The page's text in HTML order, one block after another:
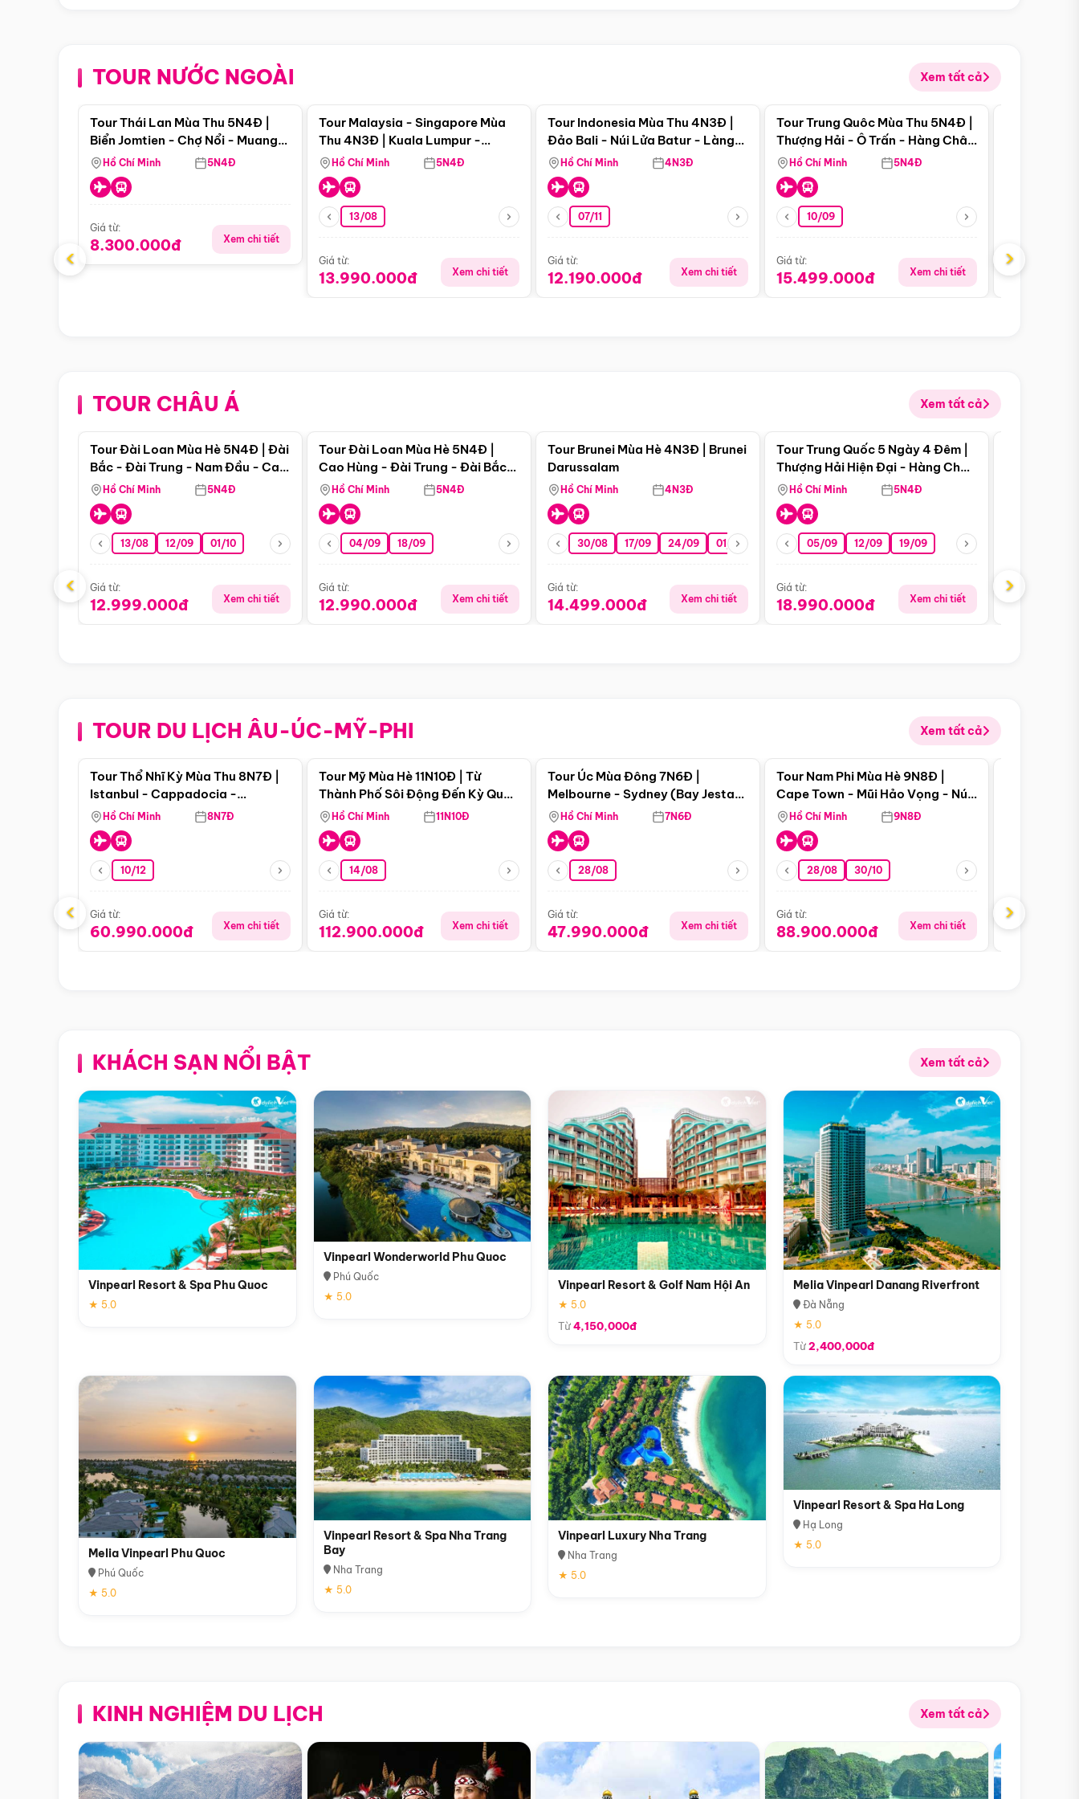
TOUR NƯỚC NGOÀI Xem tất cả
Điểm nổi bật
Tour Thái Lan Mùa Thu 5N4Đ |
Biển Jomtien - Chợ Nổi - Muang
Boran - Suanthai (Bay Vietnam
Airlines)
Hồ Chí Minh 5N4Đ
Giá từ:
8.300.000đ Xem chi tiết
Tour Malaysia - Singapore Mùa
Thu 4N3Đ | Kuala Lumpur -
Malacca - Johor Baru -
Singapore
Hồ Chí Minh 5N4Đ
13/08
Giá từ:
13.990.000đ Xem chi tiết
Tour Indonesia Mùa Thu 4N3Đ |
Đảo Bali - Núi Lửa Batur - Làng
Penglipuran
Hồ Chí Minh 4N3Đ
07/11
Giá từ:
12.190.000đ Xem chi tiết
Điểm nổi bật
Tour Trung Quôc Mùa Thu 5N4Đ |
Thượng Hải - Ô Trấn - Hàng Châu
(Tour Không Shopping)
Hồ Chí Minh 5N4Đ
10/09
Giá từ:
15.499.000đ Xem chi tiết
Giá từ:
‹ ›
TOUR CHÂU Á Xem tất cả
Điểm nổi bật
Tour Đài Loan Mùa Hè 5N4Đ | Đài
Bắc - Đài Trung - Nam Đầu - Cao
Hùng ( Bay Vn)
Hồ Chí Minh 5N4Đ
13/08 12/09 01/10
Giá từ:
12.999.000đ Xem chi tiết
Tour Đài Loan Mùa Hè 5N4Đ |
Cao Hùng - Đài Trung - Đài Bắc
(Bay Vj)
Hồ Chí Minh 5N4Đ
04/09 18/09
Giá từ:
12.990.000đ Xem chi tiết
Tour Brunei Mùa Hè 4N3Đ | Brunei
Darussalam
Hồ Chí Minh 4N3Đ
30/08 17/09 24/09 01/10 15/10 29/10
Giá từ:
14.499.000đ Xem chi tiết
Điểm nổi bật
Tour Trung Quốc 5 Ngày 4 Đêm |
Thượng Hải Hiện Đại - Hàng Châu
Nên Thơ - Ô Trấn Cổ Kính
Hồ Chí Minh 5N4Đ
05/09 12/09 19/09
Giá từ:
18.990.000đ Xem chi tiết
Giá từ:
‹ ›
TOUR DU LỊCH ÂU-ÚC-MỸ-PHI Xem tất cả
Điểm nổi bật
Tour Thổ Nhĩ Kỳ Mùa Thu 8N7Đ |
Istanbul - Cappadocia -
Pamukkale
Hồ Chí Minh 8N7Đ
10/12
Giá từ:
60.990.000đ Xem chi tiết
Tour Mỹ Mùa Hè 11N10Đ | Từ
Thành Phố Sôi Động Đến Kỳ Quan
Thiên Nhiên Mỹ
Hồ Chí Minh 11N10Đ
14/08
Giá từ:
112.900.000đ Xem chi tiết
Tour Úc Mùa Đông 7N6Đ |
Melbourne - Sydney (Bay Jestar
Airways)
Hồ Chí Minh 7N6Đ
28/08
Giá từ:
47.990.000đ Xem chi tiết
Điểm nổi bật
Tour Nam Phi Mùa Hè 9N8Đ |
Cape Town - Mũi Hảo Vọng - Núi
Bàn - Johannesburg - Pretoria -
Safari - Lodge
Hồ Chí Minh 9N8Đ
28/08 30/10
Giá từ:
88.900.000đ Xem chi tiết
Giá từ:
‹ ›
KHÁCH SẠN NỔI BẬT Xem tất cả
Vinpearl Resort & Spa Phu Quoc
★ 5.0
Vinpearl Wonderworld Phu Quoc
Phú Quốc
★ 5.0
Vinpearl Resort & Golf Nam Hội An
★ 5.0
Từ4,150,000đ
Melia Vinpearl Danang Riverfront
Đà Nẵng
★ 5.0
Từ2,400,000đ
Melia Vinpearl Phu Quoc
Phú Quốc
★ 5.0
Vinpearl Resort & Spa Nha Trang
Bay
Nha Trang
★ 5.0
Vinpearl Luxury Nha Trang
Nha Trang
★ 5.0
Vinpearl Resort & Spa Ha Long
Hạ Long
★ 5.0
KINH NGHIỆM DU LỊCH Xem tất cả